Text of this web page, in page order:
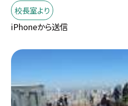
校長室より
iPhoneから送信